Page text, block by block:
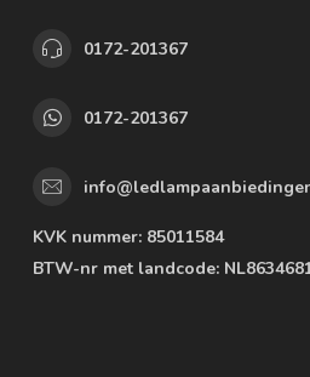
0172-201367
0172-201367
KVK nummer: 85011584
BTW-nr met landcode: